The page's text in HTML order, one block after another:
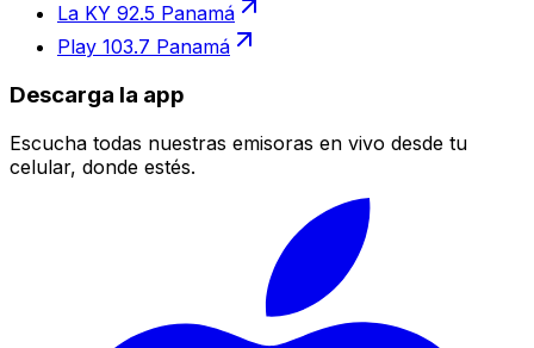
La KY 92.5 Panamá
Play 103.7 Panamá
Descarga la app
Escucha todas nuestras emisoras en vivo desde tu
celular, donde estés.